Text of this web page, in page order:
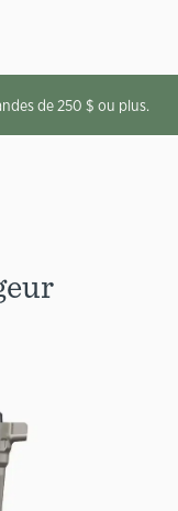
de 250 $ ou plus.